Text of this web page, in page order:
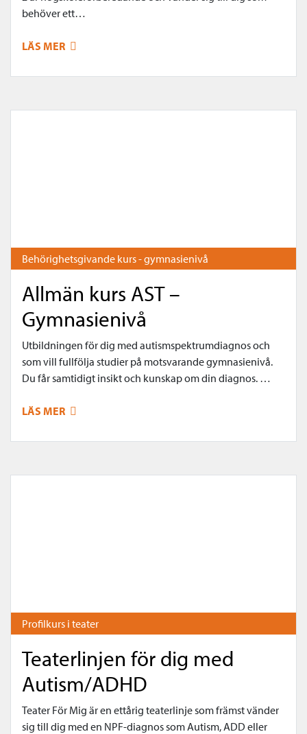
behöver ett…
LÄS MER
Behörighetsgivande kurs - gymnasienivå
Allmän kurs AST –
Gymnasienivå
Utbildningen för dig med autismspektrumdiagnos och
som vill fullfölja studier på motsvarande gymnasienivå.
Du får samtidigt insikt och kunskap om din diagnos. …
LÄS MER
Profilkurs i teater
Teaterlinjen för dig med
Autism/ADHD
Teater För Mig är en ettårig teaterlinje som främst vänder
sig till dig med en NPF-diagnos som Autism, ADD eller